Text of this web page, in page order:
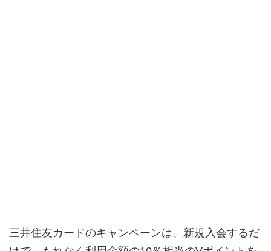
三井住友カードのキャンペーンは、新規入会するだ